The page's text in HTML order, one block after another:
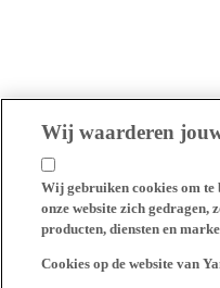
Wij waarderen
Wij gebruiken cookies om te
onze website zich gedragen,
producten, diensten en
Cookies op de website van